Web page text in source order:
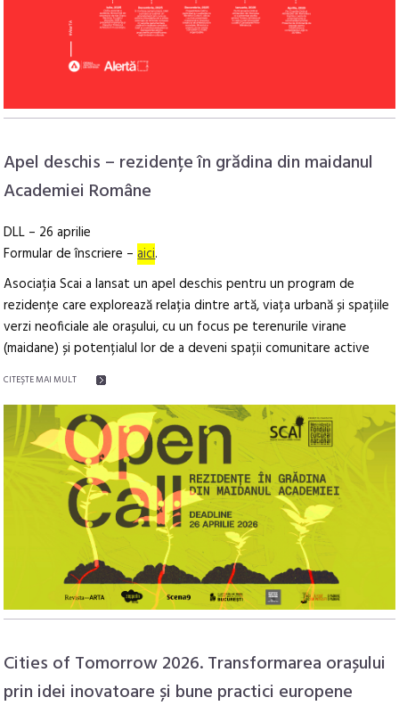
Apel deschis – rezidențe în grădina din maidanul
Academiei Române
DLL – 26 aprilie
Formular de înscriere –aici.
Asociația Scai a lansat un apel deschis pentru un program de
rezidențe care explorează relația dintre artă, viața urbană și spațiile
verzi neoficiale ale orașului, cu un focus pe terenurile virane
(maidane) și potențialul lor de a deveni spații comunitare active
CITEŞTE MAI MULT
Cities of Tomorrow 2026. Transformarea orașului
prin idei inovatoare și bune practici europene